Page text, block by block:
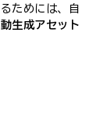
ためには、自
生成アセット